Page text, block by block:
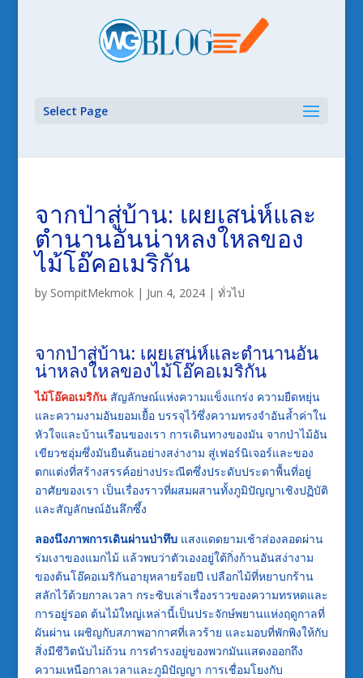
Select Page
จากป่าสู่บ้าน: เผยเสน่ห์และ
ตำนานอันน่าหลงใหลของ
ไม้โอ๊คอเมริกัน
by SompitMekmok| Jun 4, 2024| ทั่วไป
จากป่าสู่บ้าน: เผยเสน่ห์และตำนานอัน
น่าหลงใหลของไม้โอ๊คอเมริกัน
ไม้โอ๊คอเมริกันสัญลักษณ์แห่งความแข็งแกร่ง ความยืดหยุ่น
และความงามอันยอมเยื้อ บรรจุไว้ซึ่งความทรงจำอันล้ำค่าใน
หัวใจและบ้านเรือนของเรา การเดินทางของมัน จากป่าไม้อัน
เขียวชอุ่มซึ่งมันยืนต้นอย่างสง่างาม สู่เฟอร์นิเจอร์และของ
ตกแต่งที่สร้างสรรค์อย่างประณีตซึ่งประดับประดาพื้นที่อยู่
อาศัยของเรา เป็นเรื่องราวที่ผสมผสานทั้งภูมิปัญญาเชิงปฏิบัติ
และสัญลักษณ์อันลึกซึ้ง
ลองนึงภาพการเดินผ่านป่าทึบแสงแดดยามเช้าส่องลอดผ่าน
ร่มเงาของแมกไม้ แล้วพบว่าตัวเองอยู่ใต้กิ่งก้านอันสง่างาม
ของต้นโอ๊คอเมริกันอายุหลายร้อยปี เปลือกไม้ที่หยาบกร้าน
สลักไว้ด้วยกาลเวลา กระซิบเล่าเรื่องราวของความทรหดและ
การอยู่รอด ต้นไม้ใหญ่เหล่านี้เป็นประจักษ์พยานแห่งฤดูกาลที่
ผันผ่าน เผชิญกับสภาพอากาศที่เลวร้าย และมอบที่พักพิงให้กับ
สิ่งมีชีวิตนับไม่ถ้วน การดำรงอยู่ของพวกมันแสดงออกถึง
ความเหนือกาลเวลาและภูมิปัญญา การเชื่อมโยงกับ